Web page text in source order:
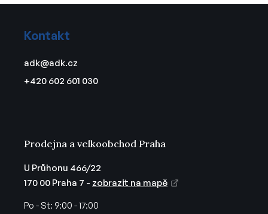
Kontakt
adk@adk.cz
+420 602 601 030
Prodejna a velkoobchod Praha
U Průhonu 466/22
170 00 Praha 7 - zobrazit na mapě
Po - St: 9:00 - 17:00